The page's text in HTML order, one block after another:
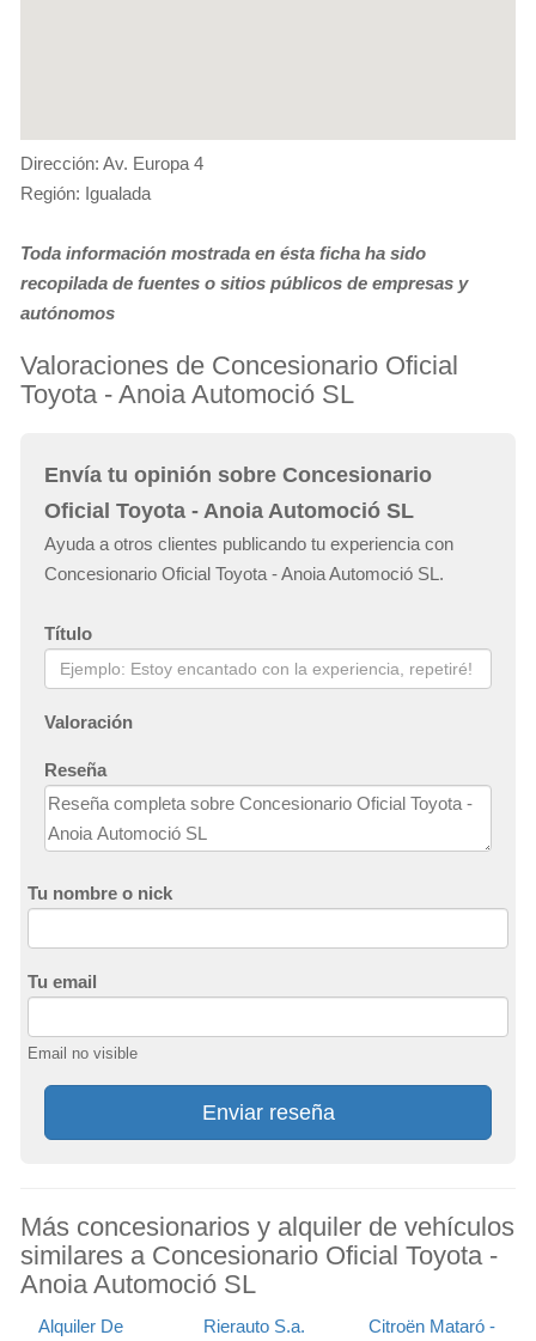
Dirección: Av. Europa 4
Región: Igualada
Toda información mostrada en ésta ficha ha sido
recopilada de fuentes o sitios públicos de empresas y
autónomos
Valoraciones de Concesionario Oficial
Toyota - Anoia Automoció SL
Envía tu opinión sobre Concesionario
Oficial Toyota - Anoia Automoció SL
Ayuda a otros clientes publicando tu experiencia con
Concesionario Oficial Toyota - Anoia Automoció SL.
Título
Valoración
Reseña
Tu nombre o nick
Tu email
Email no visible
Enviar reseña
Más concesionarios y alquiler de vehículos
similares a Concesionario Oficial Toyota -
Anoia Automoció SL
Alquiler De
Rierauto S.a.
Citroën Mataró -